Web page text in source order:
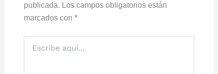
publicada. Los campos obligatorios están
marcados con *
aquí...